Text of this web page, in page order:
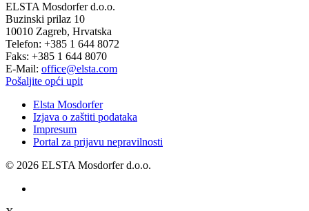
ELSTA Mosdorfer d.o.o.
Buzinski prilaz 10
10010 Zagreb, Hrvatska
Telefon: +385 1 644 8072
Faks: +385 1 644 8070
E-Mail: office@elsta.com
Pošaljite opći upit
Elsta Mosdorfer
Izjava o zaštiti podataka
Impresum
Portal za prijavu nepravilnosti
© 2026 ELSTA Mosdorfer d.o.o.